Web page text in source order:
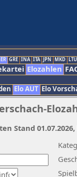
GRE INA ITA JPN MKD LTU
Elozahlen
Elo AUT Elo
Stand